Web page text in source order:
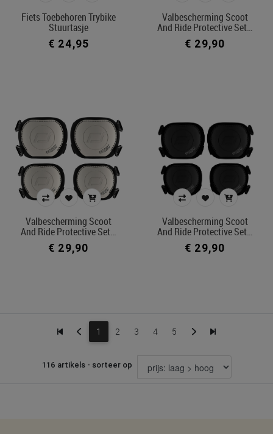
Fiets Toebehoren Trybike
Stuurtasje
€ 24,95
Valbescherming Scoot
And Ride Protective Set…
€ 29,90
Valbescherming Scoot
And Ride Protective Set…
€ 29,90
Valbescherming Scoot
And Ride Protective Set…
€ 29,90
1 2 3 4 5
116 artikels - sorteer op